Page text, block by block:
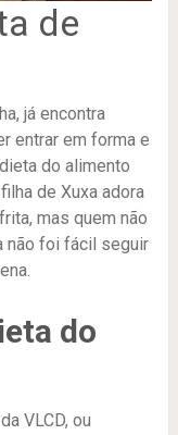
de
já encontra
entrar em forma e
do alimento
de Xuxa adora
mas quem não
não foi fácil seguir
do
VLCD, ou